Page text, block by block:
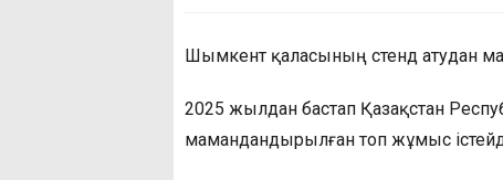
Шымкент қаласының стенд атудан
2025 жылдан бастап Қазақстан
мамандандырылған топ жұмыс